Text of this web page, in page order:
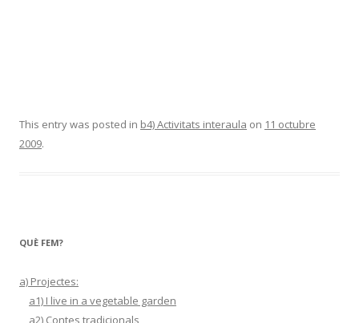
This entry was posted in b4) Activitats interaula on 11 octubre
2009.
QUÈ FEM?
a) Projectes:
a1) I live in a vegetable garden
a2) Contes tradicionals